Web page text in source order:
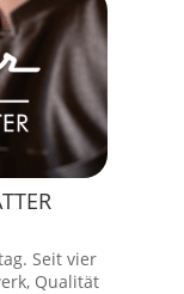
Seit vier
Qualität